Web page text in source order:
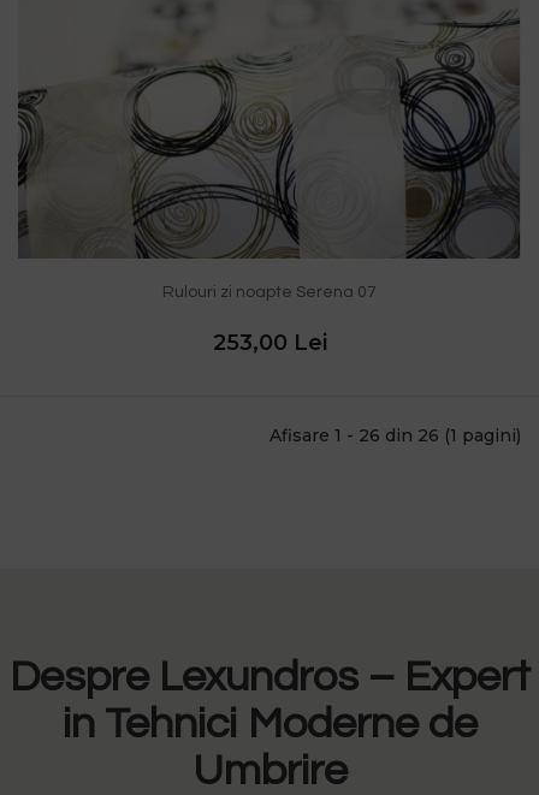
Rulouri zi noapte Serena 07
253,00 Lei
Afisare 1 - 26 din 26 (1 pagini)
Despre Lexundros – Expert
in Tehnici Moderne de
Umbrire